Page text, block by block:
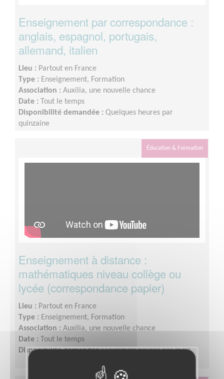
Enseignement par correspondance :
anglais, espagnol, portugais,
allemand, italien
Lieu : Partout en France
Type : Enseignement, Formation
Association : Auxilia, une nouvelle chance
Date :
Tout le temps
Disponibilité demandée : Quelques heures par
quinzaine
Éducation & Formation
Enseignement à distance :
mathématiques niveau collège ou
lycée (correspondance papier)
Lieu : Partout en France
Type : Enseignement, Formation
Association : Auxilia, une nouvelle chance
Date :
Tout le temps
Disponibilité demandée :Quelques heures par mois